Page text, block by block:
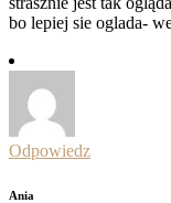
bo lepiej sie oglada-
Odpowiedz
Ania